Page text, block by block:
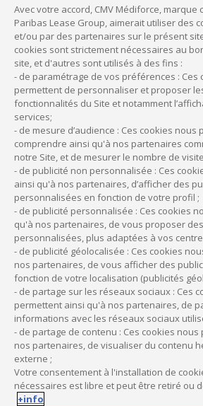
prévoient eux aussi des restrictions à
dans un local d’habitation. Par exemple,
masseur-kinésithérapeute ou encore
pas s’installer dans un immeuble
confrère, sans l’accord de celui-ci ou
Conseil départemental de l’Ordre.
Les normes à
Enfin, en transformant votre logement
établissement recevant du public (ERP),
les normes propres à ce type de locaux.
nécessaire de rendre le cabinet
handicapées, d’afficher les numéros et
d’urgence, de posséder un extincteur à
faire installer un système d’alarme
normes l’installation électrique…
À noter :
Le cabinet doit bien entendu disposer
séparée de la salle de soins ou de
préserver la confidentialité des soins
Avec votre accord, CMV Médiforce, marque
Paribas Lease Group, aimerait utiliser des
et/ou par des partenaires sur le présent
cookies sont strictement nécessaires au
site, et d'autres sont utilisés à des fins :
- de paramétrage de vos préférences : Ces
permettent de personnaliser et proposer
fonctionnalités du Site et notamment
services;
- de mesure d’audience : Ces cookies nous
comprendre ainsi qu'à nos partenaires
notre Site, et de mesurer le nombre de
- de publicité non personnalisée : Ces
ainsi qu'à nos partenaires, d’afficher des
personnalisées en fonction de votre profil ;
- de publicité personnalisée : Ces cookies
qu'à nos partenaires, de vous proposer
personnalisées, plus adaptées à vos
- de publicité géolocalisée : Ces cookies
nos partenaires, de vous afficher des
fonction de votre localisation (publicités
- de partage sur les réseaux sociaux : Ces
permettent ainsi qu'à nos partenaires, de
informations avec les réseaux sociaux
- de partage de contenu : Ces cookies
nos partenaires, de visualiser du contenu
externe ;
Votre consentement à l'installation de
nécessaires est libre et peut être retiré ou
+info